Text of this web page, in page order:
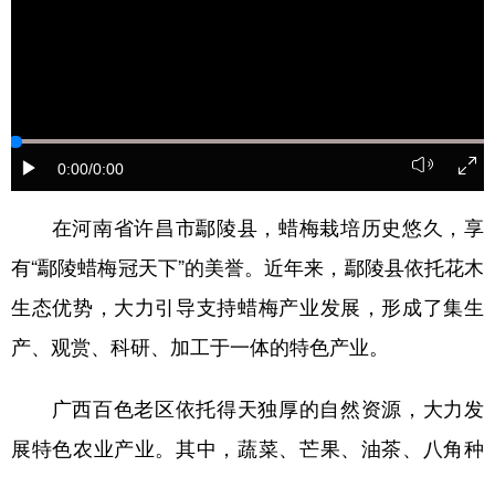
0:00/0:00
在河南省许昌市鄢陵县，蜡梅栽培历史悠久，享
有“鄢陵蜡梅冠天下”的美誉。近年来，鄢陵县依托花木
生态优势，大力引导支持蜡梅产业发展，形成了集生
产、观赏、科研、加工于一体的特色产业。
广西百色老区依托得天独厚的自然资源，大力发
展特色农业产业。其中，蔬菜、芒果、油茶、八角种